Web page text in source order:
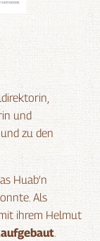
und
zu den
Huab‘n
Als
ihrem Helmut
.